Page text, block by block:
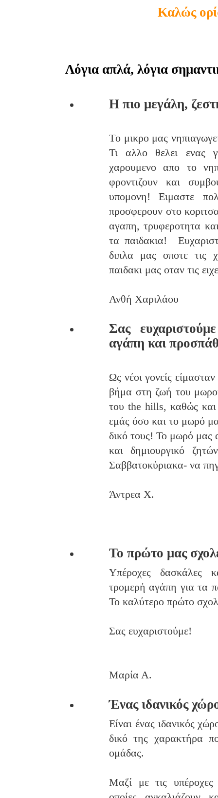
Καλώς
Λόγια απλά, λόγια
Η πιο μεγάλη,
Tο μικρο μας
Τι αλλο θελει ενας
χαρουμενο απο το
φροντιζουν και
υπομονη! Ειμαστε
προσφερουν στο
αγαπη, τρυφεροτητα
τα παιδακια!
διπλα μας οποτε τις
παιδακι μας οταν τις
Ανθή Χαριλάου
Σας
αγάπη και
Ως νέοι γονείς
βήμα στη ζωή του
του the hills, καθώς
εμάς όσο και το μωρό
δικό τους! Το μωρό μας
και δημιουργικό
Σαββατοκύριακα- να
Άντρεα Χ.
Το πρώτο μας
Υπέροχες δασκάλες
τρομερή αγάπη για τα
Το καλύτερο πρώτο
Σας ευχαριστούμε!
Μαρία Α.
Ένας ιδανικός
Είναι ένας ιδανικός
δικό της χαρακτήρα
ομάδας.
Μαζί με τις υπέροχες